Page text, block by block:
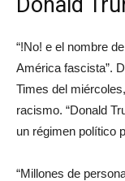
“!No! e el nombre
América fascista”.
Times del
racismo. “Donald
un régimen político
“Millones de